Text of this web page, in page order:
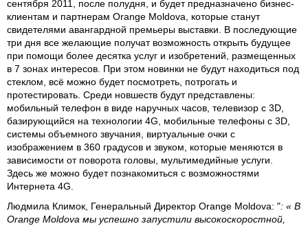
сентября 2011, после полудня, и будет предназначено бизнес-
клиентам и партнерам Orange Moldova, которые станут
свидетелями авангардной премьеры выставки. В последующие
три дня все желающие получат возможность открыть будущее
при помощи более десятка услуг и изобретений, размещенных
в 7 зонах интересов. При этом новинки не будут находиться под
стеклом, всё можно будет посмотреть, потрогать и
протестировать. Среди новшеств будут представлены:
мобильный телефон в виде наручных часов, телевизор с 3D,
базирующийся на технологии 4G, мобильные телефоны с 3D,
системы объемного звучания, виртуальные очки с
изображением в 360 градусов и звуком, которые меняются в
зависимости от поворота головы, мультимедийные услуги.
Здесь же можно будет познакомиться с возможностями
Интернета 4G.
Людмила Климок, Генеральный Директор Orange Moldova: ": « В
Orange Moldova мы успешно запустили высокоскоростной,